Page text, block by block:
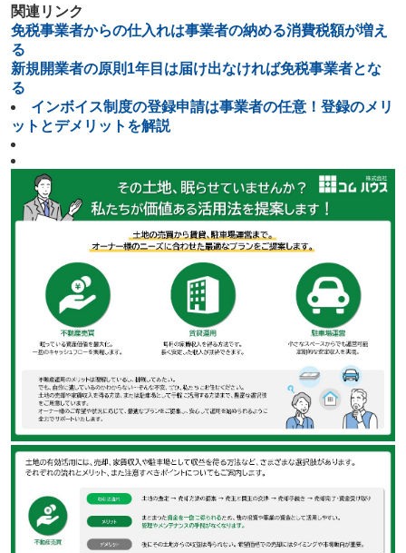
関連リンク
免税事業者からの仕入れは事業者の納める消費税額が増え
る
新規開業者の原則1年目は届け出なければ免税事業者とな
る
インボイス制度の登録申請は事業者の任意！登録のメリ
ットとデメリットを解説